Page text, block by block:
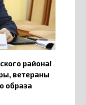
района!
ветераны
образа